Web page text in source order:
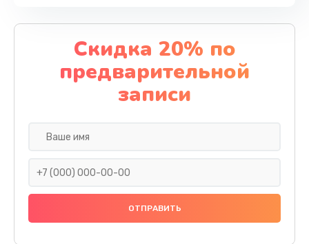
Скидка 20% по
предварительной
записи